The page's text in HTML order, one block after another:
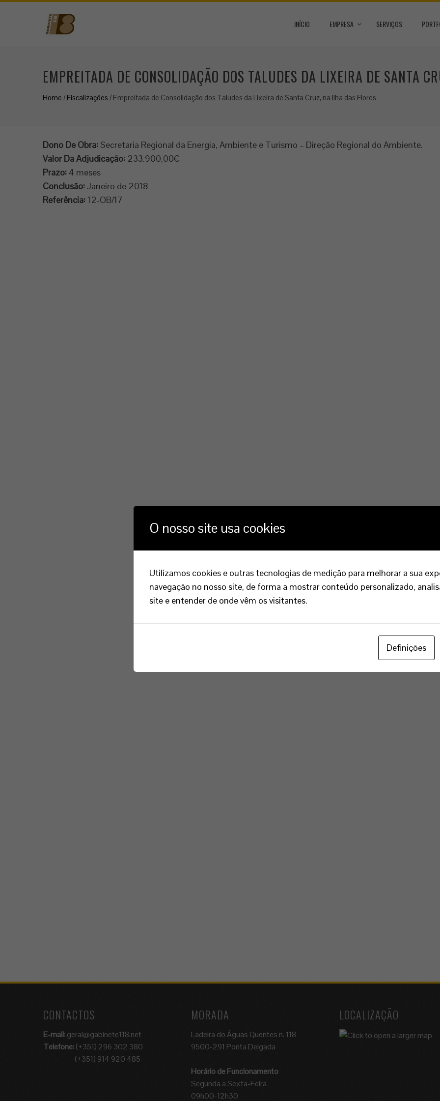
INÍCIO EMPRESA SERVIÇOS
EMPREITADA DE CONSOLIDAÇÃO DOS TALUDES DA LIXEIRA DE SANTA
Home / Fiscalizações / Empreitada de Consolidação dos Taludes da Lixeira de Santa Cruz, na Ilha das Flores
Dono De Obra: Secretaria Regional da Energia, Ambiente e Turismo – Direção Regional do Ambiente.
Valor Da Adjudicação: 233.900,00€
Prazo: 4 meses
Conclusão: Janeiro de 2018
Referência: 12-OB/17
CONTACTOS
E-mail:geral@gabinete118.net
Telefone:(+351) 296 302 380
(+351) 914 920 485
MORADA
Ladeira do Águas Quentes n. 118
9500-291 Ponta Delgada
Horário de Funcionamento
Segunda a Sexta-Feira
09h00-12h30
LOCALIZAÇÃO
O nosso site usa cookies
Utilizamos cookies e outras tecnologias de medição para melhorar a sua
navegação no nosso site, de forma a mostrar conteúdo personalizado,
site e entender de onde vêm os visitantes.
Definições